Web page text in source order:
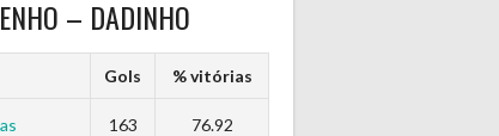
– DADINHO
Gols % vitórias
163 76.92